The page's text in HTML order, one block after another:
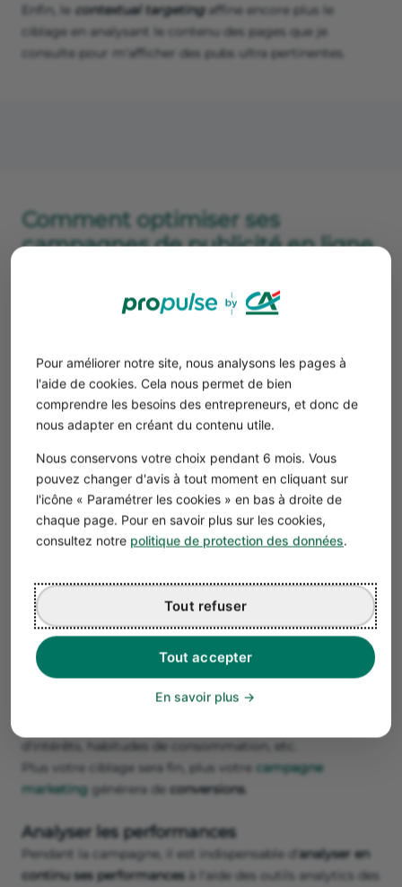
Pour améliorer notre site, nous analysons les pages à
l'aide de cookies. Cela nous permet de bien
comprendre les besoins des entrepreneurs, et donc de
nous adapter en créant du contenu utile.
Nous conservons votre choix pendant 6 mois. Vous
pouvez changer d'avis à tout moment en cliquant sur
l'icône « Paramétrer les cookies » en bas à droite de
chaque page. Pour en savoir plus sur les cookies,
consultez notre politique de protection des données.
Tout accepter
Tout refuser
En savoir plus
Enfin, le contextual targetingaffine encore plus le
ciblage en analysant le contenu des pages que je
consulte pour m'afficher des pubs ultra pertinentes.
Comment optimiser ses
campagnes de publicité en ligne
Maintenant que nous avons fait le tour des principaux
formats publicitaires du web, regardons comment
Définir ses objectifs et KPIs
Avant toute chose, il est primordial dedéfinir
précisément ses objectifs. Veut-on augmenter sa
Obtenir des leads ?Trouver des clients et booster ses
ventes en ligne? Chaque objectif impliquera une
stratégie différente.
Pensez également à définir des indicateurs clés de
performance (KPIs)mesurables comme le coût par lead,
suivre l'efficacité de votre campagne.
Cibler la bonne audience
Ensuite, il faut cibler le bon public, celui susceptible
d'être intéressé par vos produits/services. Les régies
publicitaires permettent de cibler précisément en
d'intérêts, habitudes de consommation, etc.
Plus votre ciblage sera fin, plus votre campagne
marketing générera de conversions.
Analyser les performances
Pendant la campagne, il est indispensable d' analyser en
continu ses performances à l'aide des outils analytics des